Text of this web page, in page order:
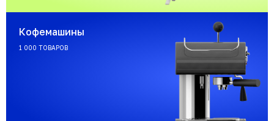
Кофемашины
1 000 ТОВАРОВ